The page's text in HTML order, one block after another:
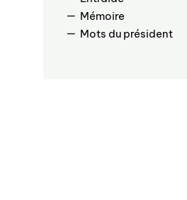
Mémoire
Mots du président